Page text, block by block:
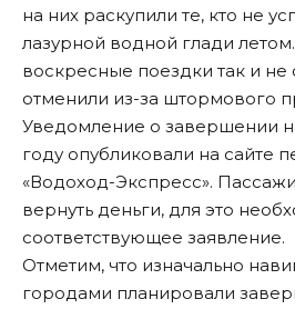
на них раскупили те, кто не
лазурной водной глади
воскресные поездки так и не
отменили из-за штормового
Уведомление о завершении
году опубликовали на сайте
«Водоход-Экспресс».
вернуть деньги, для это
соответствующее заявление.
Отметим, что изначально
городами планировали